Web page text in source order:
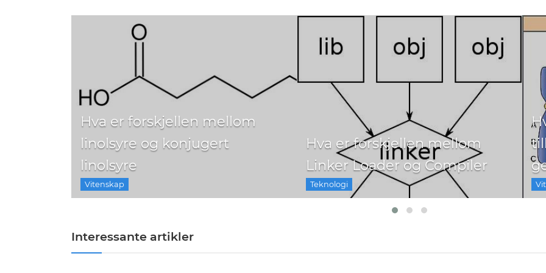
Hva er forskjellen mellom
linolsyre og konjugert
linolsyre
Vitenskap
Hva er forskjellen mellom
Linker Loader og Compiler
Teknologi
Interessante artikler